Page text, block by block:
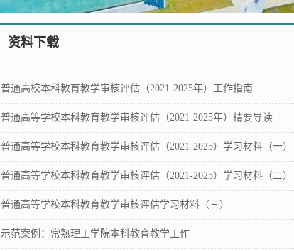
资料下载
普通高校本科教育教学审核评估（2021-2025年）工作指南
普通高等学校本科教育教学审核评估（2021-2025年）精要导读
普通高等学校本科教育教学审核评估（2021-2025）学习材料（一）
普通高等学校本科教育教学审核评估（2021-2025）学习材料（二）
普通高等学校本科教育教学审核评估学习材料（三）
示范案例：常熟理工学院本科教育教学工作